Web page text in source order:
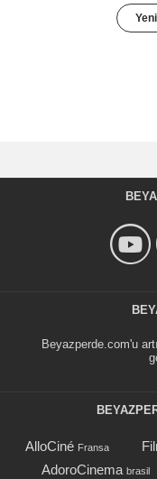
Beyazperde.com'u
AlloCiné Fransa
AdoroCinema brasil